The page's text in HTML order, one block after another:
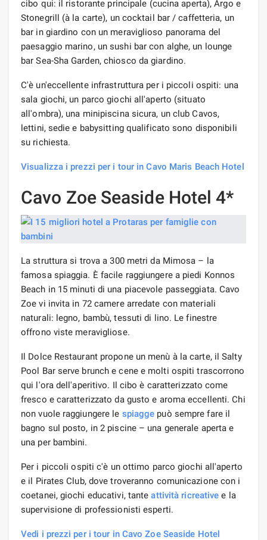
cibo qui: il ristorante principale (cucina aperta), Argo e
Stonegrill (à la carte), un cocktail bar / caffetteria, un
bar in giardino con un meraviglioso panorama del
paesaggio marino, un sushi bar con alghe, un lounge
bar Sea-Sha Garden, chiosco da giardino.
C'è un'eccellente infrastruttura per i piccoli ospiti: una
sala giochi, un parco giochi all'aperto (situato
all'ombra), una minipiscina sicura, un club Cavos,
lettini, sedie e babysitting qualificato sono disponibili
su richiesta.
Visualizza i prezzi per i tour in Cavo Maris Beach Hotel
Cavo Zoe Seaside Hotel 4*
La struttura si trova a 300 metri da Mimosa – la
famosa spiaggia. È facile raggiungere a piedi Konnos
Beach in 15 minuti di una piacevole passeggiata. Cavo
Zoe vi invita in 72 camere arredate con materiali
naturali: legno, bambù, tessuti di lino. Le finestre
offrono viste meravigliose.
Il Dolce Restaurant propone un menù à la carte, il Salty
Pool Bar serve brunch e cene e molti ospiti trascorrono
qui l'ora dell'aperitivo. Il cibo è caratterizzato come
fresco e caratterizzato da gusto e aroma eccellenti. Chi
non vuole raggiungere le spiagge può sempre fare il
bagno sul posto, in 2 piscine – una generale aperta e
una per bambini.
Per i piccoli ospiti c'è un ottimo parco giochi all'aperto
e il Pirates Club, dove troveranno comunicazione con i
coetanei, giochi educativi, tanteattività ricreative e la
supervisione di professionisti esperti.
Vedi i prezzi per i tour in Cavo Zoe Seaside Hotel